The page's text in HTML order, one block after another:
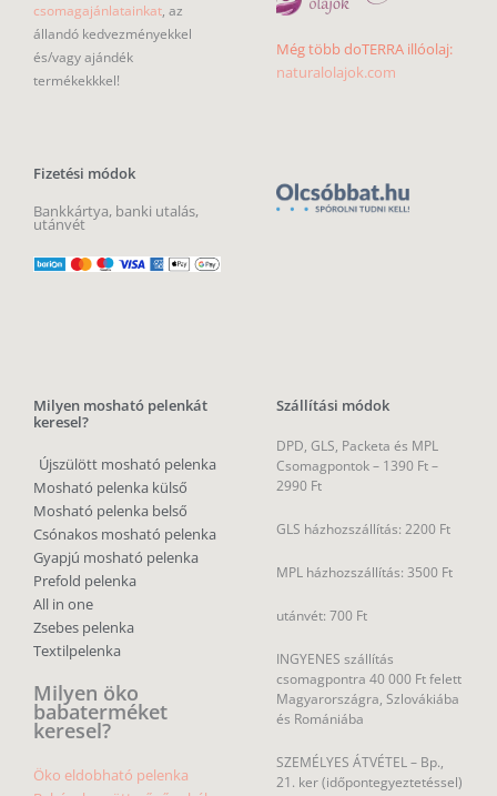
csomagajánlatainkat, az
állandó kedvezményekkel
és/vagy ajándék
termékekkkel!
Fizetési módok
Bankkártya, banki utalás,
utánvét
Még több doTERRA illóolaj:
naturalolajok.com
Milyen mosható pelenkát
keresel?
Újszülött mosható pelenka
Mosható pelenka külső
Mosható pelenka belső
Csónakos mosható pelenka
Gyapjú mosható pelenka
Prefold pelenka
All in one
Zsebes pelenka
Textilpelenka
Milyen öko
babaterméket
keresel?
Öko eldobható pelenka
Szállítási módok
DPD, GLS, Packeta és MPL
Csomagpontok – 1390 Ft –
2990 Ft
GLS házhozszállítás: 2200 Ft
MPL házhozszállítás: 3500 Ft
utánvét: 700 Ft
INGYENES szállítás
csomagpontra 40 000 Ft felett
Magyarországra, Szlovákiába
és Romániába
SZEMÉLYES ÁTVÉTEL – Bp.,
21. ker (időpontegyeztetéssel)